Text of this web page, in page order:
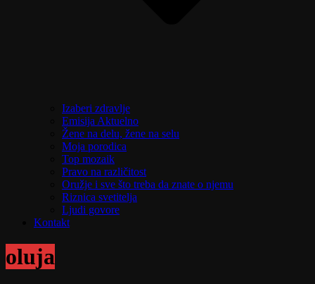
Izaberi zdravlje
Emisija Aktuelno
Žene na delu, žene na selu
Moja porodica
Top mozaik
Pravo na različitost
Oružje i sve što treba da znate o njemu
Riznica svetitelja
Ljudi govore
Kontakt
oluja